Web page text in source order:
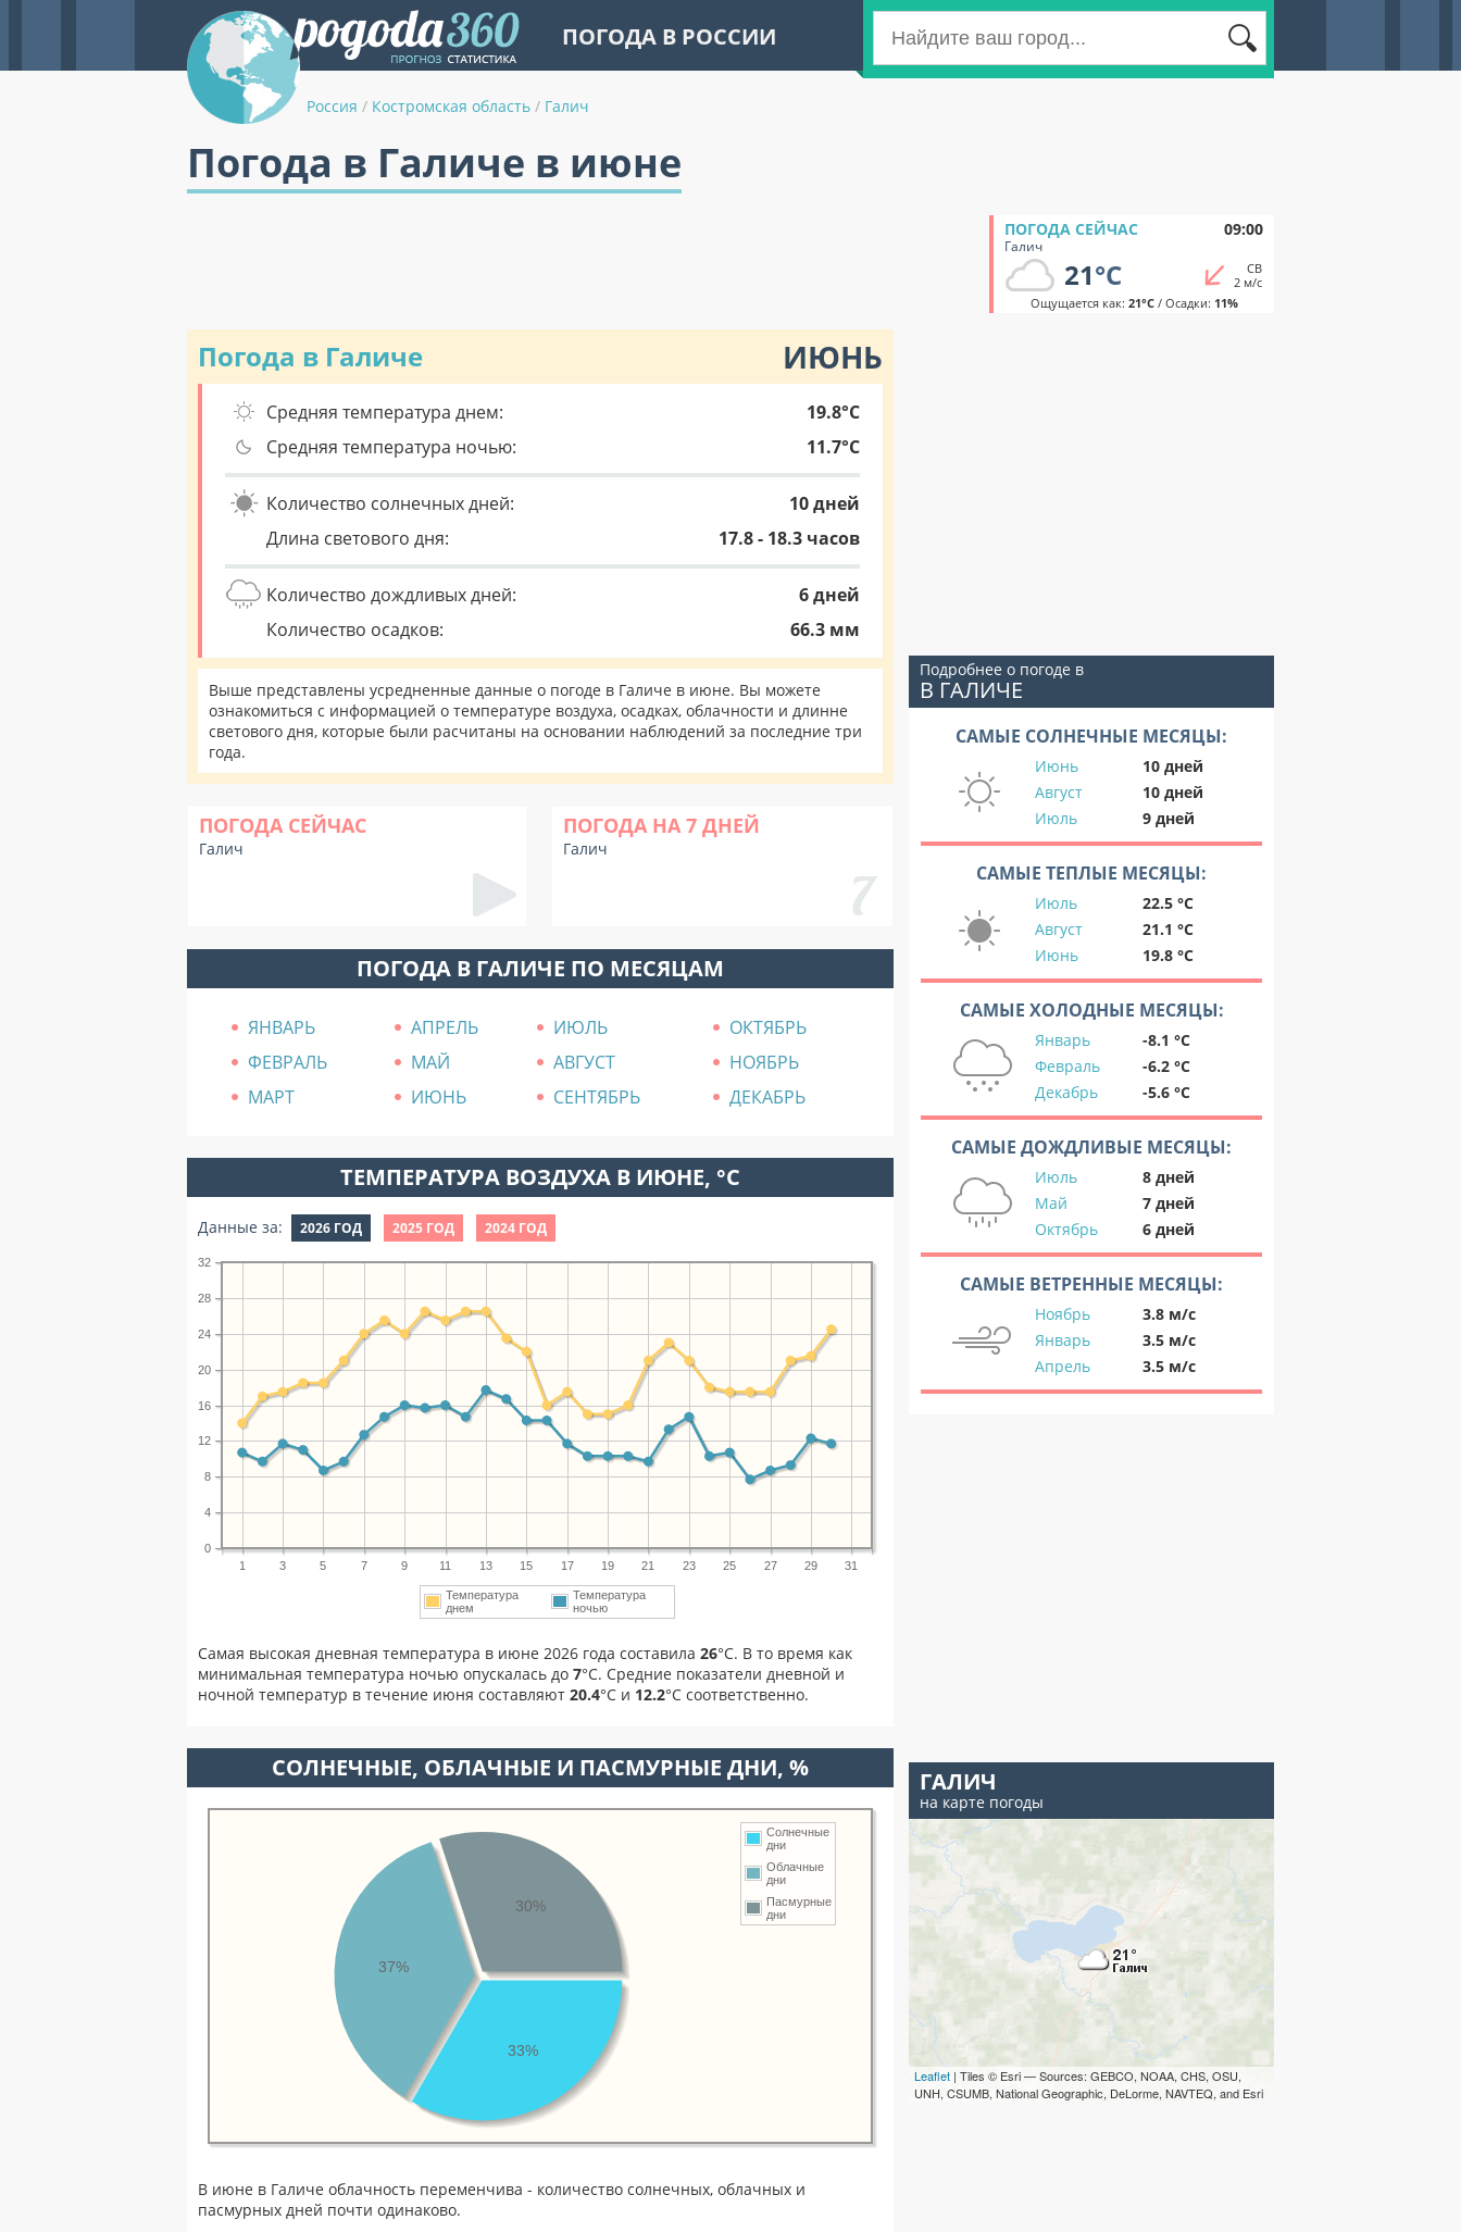
ПОГОДА В РОССИИ
Россия / Костромская область / Галич
Погода в Галиче в июне
ПОГОДА СЕЙЧАС 09:00
Галич
21°C
СВ
2 м/с
Ощущается как: 21°C/ Осадки: 11%
Погода в Галиче ИЮНЬ
Средняя температура днем:
19.8°C
Средняя температура ночью:
11.7°C
Количество солнечных дней:
10 дней
Длина светового дня:
17.8 - 18.3 часов
Количество дождливых дней:
6 дней
Количество осадков:
66.3 мм
Выше представлены усредненные данные о погоде в Галиче в июне. Вы можете
ознакомиться с информацией о температуре воздуха, осадках, облачности и длинне
светового дня, которые были расчитаны на основании наблюдений за последние три
года.
ПОГОДА СЕЙЧАС
Галич
ПОГОДА НА 7 ДНЕЙ
Галич
ПОГОДА В ГАЛИЧЕ ПО МЕСЯЦАМ
ЯНВАРЬ АПРЕЛЬ ИЮЛЬ
ОКТЯБРЬ
ФЕВРАЛЬ
МАЙ АВГУСТ
НОЯБРЬ
МАРТ
ИЮНЬ СЕНТЯБРЬ ДЕКАБРЬ
ТЕМПЕРАТУРА ВОЗДУХА В ИЮНЕ, °C
Данные за: 2026 ГОД 2025 ГОД 2024 ГОД
1 3 5 7 9 11 13 15 17 19 21 23 25 27 29 31
0
4
8
12
16
20
24
28
32
Температура
днем
Температура
ночью
Самая высокая дневная температура в июне 2026 года составила 26°С. В то время как
минимальная температура ночью опускалась до 7°C. Средние показатели дневной и
ночной температур в течение июня составляют 20.4°С и 12.2°С соответственно.
CОЛНЕЧНЫЕ, ОБЛАЧНЫЕ И ПАСМУРНЫЕ ДНИ, %
Солнечные
дни
Облачные
дни
Пасмурные
дни
33%
37%
30%
В июне в Галиче облачность переменчива - количество солнечных, облачных и
пасмурных дней почти одинаково.
Подробнее о погоде в
В ГАЛИЧЕ
САМЫЕ СОЛНЕЧНЫЕ МЕСЯЦЫ:
Июнь
10 дней
Август
10 дней
Июль
9 дней
САМЫЕ ТЕПЛЫЕ МЕСЯЦЫ:
Июль
22.5 °C
Август
21.1 °C
Июнь
19.8 °C
САМЫЕ ХОЛОДНЫЕ МЕСЯЦЫ:
Январь
-8.1 °C
Февраль
-6.2 °C
Декабрь
-5.6 °C
САМЫЕ ДОЖДЛИВЫЕ МЕСЯЦЫ:
Июль
8 дней
Май
7 дней
Октябрь
6 дней
САМЫЕ ВЕТРЕННЫЕ МЕСЯЦЫ:
Ноябрь
3.8 м/с
Январь
3.5 м/с
Апрель
3.5 м/с
ГАЛИЧ
на карте погоды
Leaflet | Tiles © Esri — Sources: GEBCO, NOAA, CHS, OSU,
UNH, CSUMB, National Geographic, DeLorme, NAVTEQ, and Esri